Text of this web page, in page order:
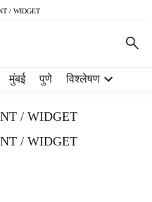
/ WIDGET
मुंबई पुणे विश्लेषण
/ WIDGET
/ WIDGET